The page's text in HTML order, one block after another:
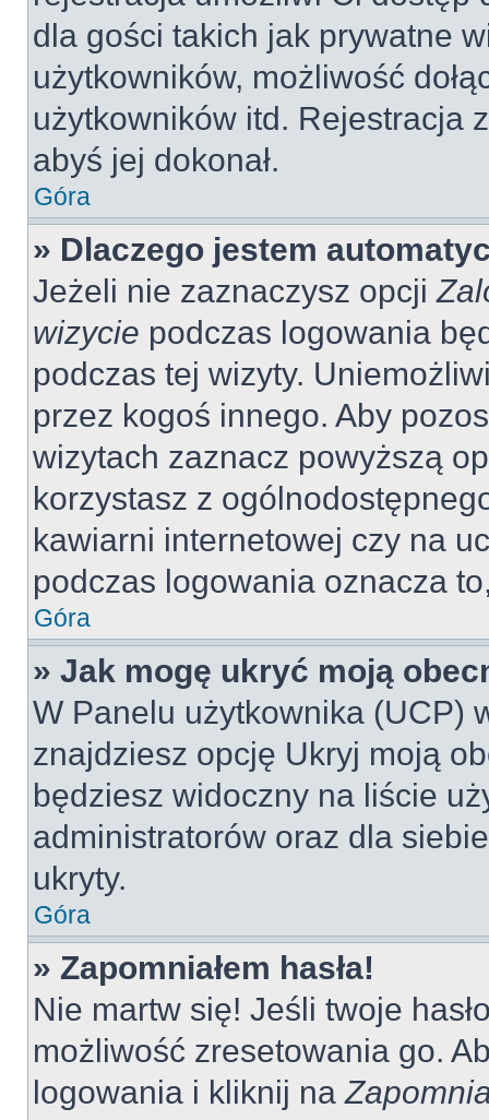
dla gości takich jak prywatne
użytkowników, możliwość
użytkowników itd. Rejestracja
abyś jej dokonał.
Góra
» Dlaczego jestem
Jeżeli nie zaznaczysz opcji
wizycie podczas logowania
podczas tej wizyty.
przez kogoś innego. Aby
wizytach zaznacz powyższą
korzystasz z
kawiarni internetowej czy na
podczas logowania oznacza
Góra
» Jak mogę ukryć moją
W Panelu użytkownika (UCP)
znajdziesz opcję Ukryj moją
będziesz widoczny na liście
administratorów oraz dla
ukryty.
Góra
» Zapomniałem hasła!
Nie martw się! Jeśli twoje
możliwość zresetowania go.
logowania i kliknij na